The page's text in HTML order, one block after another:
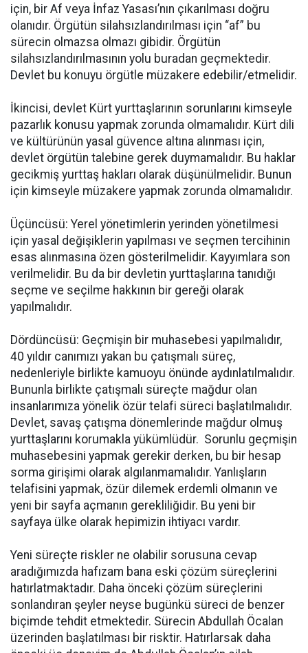
için, bir Af veya İnfaz Yasası’nın çıkarılması doğru
olanıdır. Örgütün silahsızlandırılması için “af” bu
sürecin olmazsa olmazı gibidir. Örgütün
silahsızlandırılmasının yolu buradan geçmektedir.
Devlet bu konuyu örgütle müzakere edebilir/etmelidir.
İkincisi, devlet Kürt yurttaşlarının sorunlarını kimseyle
pazarlık konusu yapmak zorunda olmamalıdır. Kürt dili
ve kültürünün yasal güvence altına alınması için,
devlet örgütün talebine gerek duymamalıdır. Bu haklar
gecikmiş yurttaş hakları olarak düşünülmelidir. Bunun
için kimseyle müzakere yapmak zorunda olmamalıdır.
Üçüncüsü: Yerel yönetimlerin yerinden yönetilmesi
için yasal değişiklerin yapılması ve seçmen tercihinin
esas alınmasına özen gösterilmelidir. Kayyımlara son
verilmelidir. Bu da bir devletin yurttaşlarına tanıdığı
seçme ve seçilme hakkının bir gereği olarak
yapılmalıdır.
Dördüncüsü: Geçmişin bir muhasebesi yapılmalıdır,
40 yıldır canımızı yakan bu çatışmalı süreç,
nedenleriyle birlikte kamuoyu önünde aydınlatılmalıdır.
Bununla birlikte çatışmalı süreçte mağdur olan
insanlarımıza yönelik özür telafi süreci başlatılmalıdır.
Devlet, savaş çatışma dönemlerinde mağdur olmuş
yurttaşlarını korumakla yükümlüdür. Sorunlu geçmişin
muhasebesini yapmak gerekir derken, bu bir hesap
sorma girişimi olarak algılanmamalıdır. Yanlışların
telafisini yapmak, özür dilemek erdemli olmanın ve
yeni bir sayfa açmanın gerekliliğidir. Bu yeni bir
sayfaya ülke olarak hepimizin ihtiyacı vardır.
Yeni süreçte riskler ne olabilir sorusuna cevap
aradığımızda hafızam bana eski çözüm süreçlerini
hatırlatmaktadır. Daha önceki çözüm süreçlerini
sonlandıran şeyler neyse bugünkü süreci de benzer
biçimde tehdit etmektedir. Sürecin Abdullah Öcalan
üzerinden başlatılması bir risktir. Hatırlarsak daha